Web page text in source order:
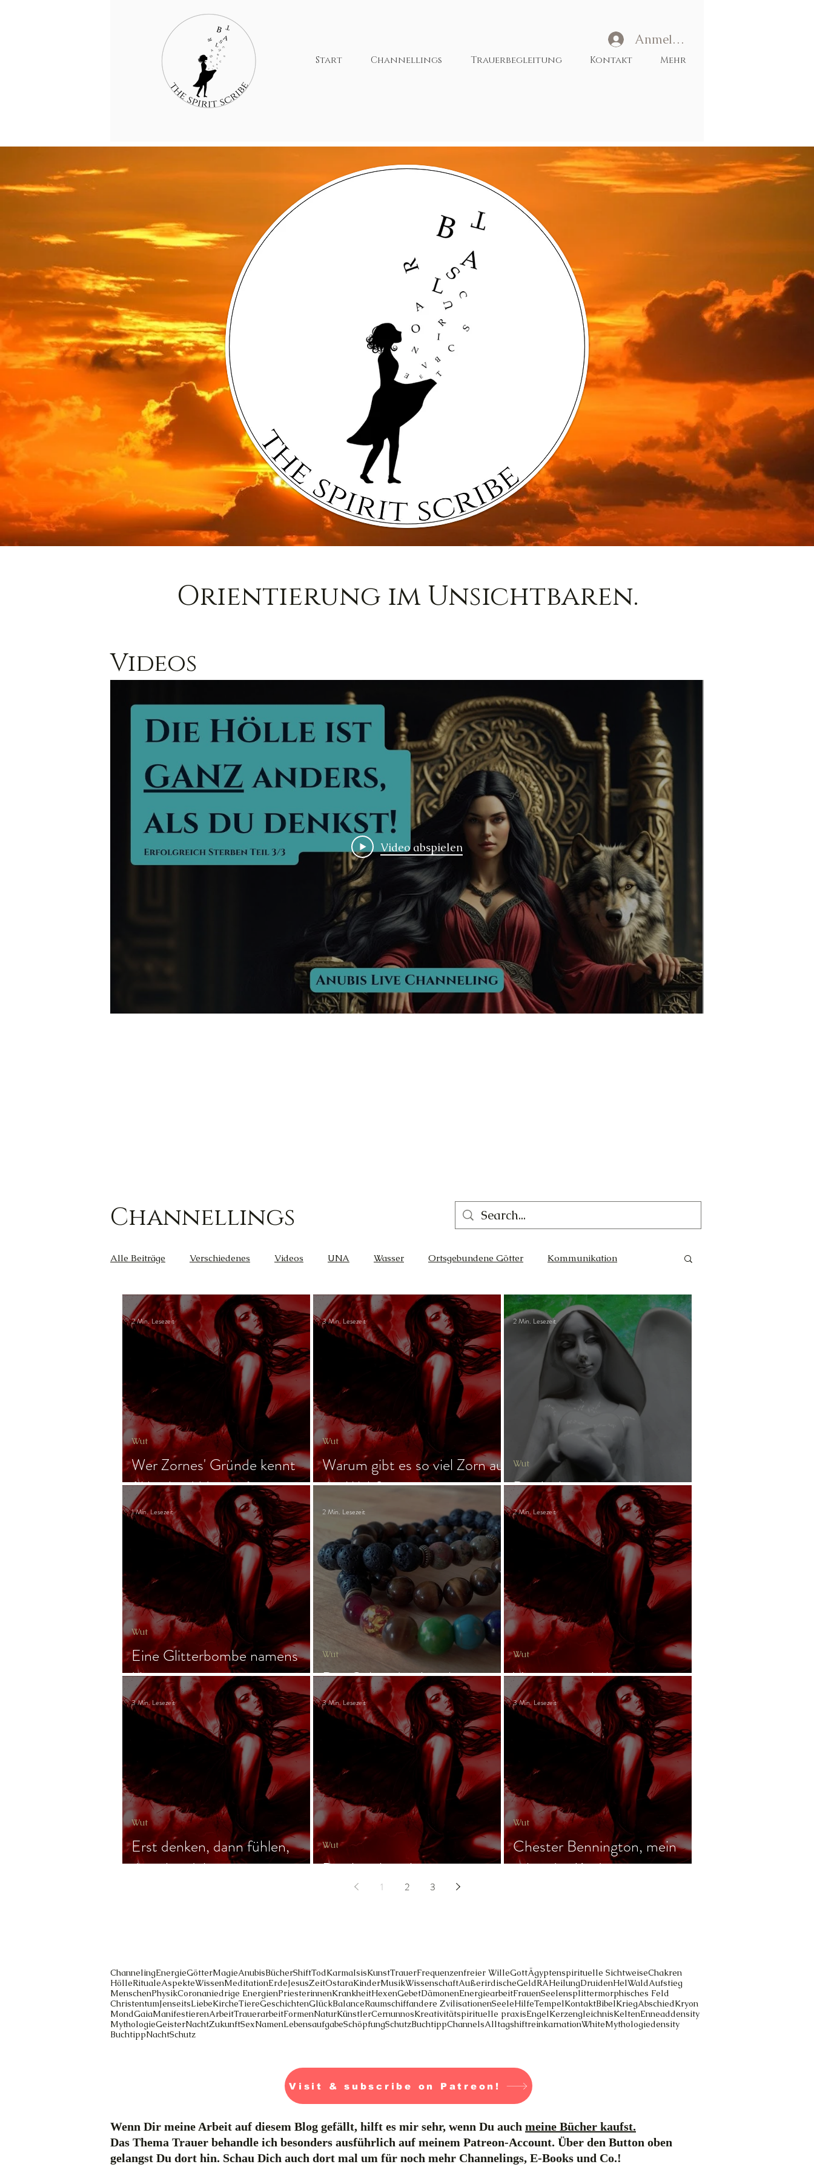
Anmelden
Start Channellings Trauerbegleitung Kontakt Mehr
Orientierung im Unsichtbaren.
Videos
Video abspielen
Channellings
Alle Beiträge Verschiedenes Videos UNA Wasser Ortsgebundene Götter Kommunikation
Kreativität Wut Weisheit Gleichgewicht Liebe Wissen Cernunnos Trauer
Außerirdische Gesundheit Glück Der Lichtschmied Ortsgebundene Götter
Gast-Fragen von Live-Channelings Magie
Wer Zornes' Gründe kennt
(Abschied Harpyie)
Wut
2 Min. Lesezeit
Warum gibt es so viel Zorn auf
der Welt?
Wut
3 Min. Lesezeit
Der Liebesgeist erscheint
Wut
2 Min. Lesezeit
Eine Glitterbombe namens
Universum
Wut
1 Min. Lesezeit
Das Gebet der Aspekte
Wut
2 Min. Lesezeit
Vergangene Leben
Wut
2 Min. Lesezeit
Erst denken, dann fühlen,
dann handeln
Wut
3 Min. Lesezeit
Die Aspekte ehren
Wut
3 Min. Lesezeit
Chester Bennington, mein
tobendes Kind
Wut
3 Min. Lesezeit
1 2 3
ChannelingEnergieGötterMagieAnubisBücherShiftTodKarmaIsisKunstTrauerFrequenzenfreier WilleGottÄgyptenspirituelle SichtweiseChakren
HölleRitualeAspekteWissenMeditationErdeJesusZeitOstaraKinderMusikWissenschaftAußerirdischeGeldRAHeilungDruidenHelWaldAufstieg
MenschenPhysikCoronaniedrige EnergienPriesterinnenKrankheitHexenGebetDämonenEnergiearbeitFrauenSeelensplittermorphisches Feld
ChristentumJenseitsLiebeKircheTiereGeschichtenGlückBalanceRaumschiffandere ZvilisationenSeeleHilfeTempelKontaktBibelKriegAbschiedKryon
MondGaiaManifestierenArbeitTrauerarbeitFormenNaturKünstlerCernunnosKreativitätspirituelle praxisEngelKerzengleichnisKeltenEnneaddensity
MythologieGeisterNachtZukunftSexNamenLebensaufgabeSchöpfungSchutzBuchtippChannelsAlltagshiftreinkarnationWhiteMythologiedensity
BuchtippNachtSchutz
Visit & subscribe on Patreon!
Wenn Dir meine Arbeit auf diesem Blog gefällt, hilft es mir sehr, wenn Du auch meine Bücher kaufst.
Das Thema Trauer behandle ich besonders ausführlich auf meinem Patreon-Account. Über den Button oben
gelangst Du dort hin. Schau Dich auch dort mal um für noch mehr Channelings, E-Books und Co.!